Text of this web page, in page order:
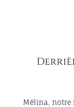
Mélina, notre